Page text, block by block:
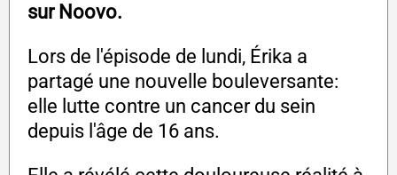
sur Noovo.
Lors de l'épisode de lundi, Érika a
partagé une nouvelle bouleversante:
elle lutte contre un cancer du sein
depuis l'âge de 16 ans.